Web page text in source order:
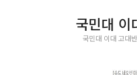
국민대 이
국민대 이대 고대